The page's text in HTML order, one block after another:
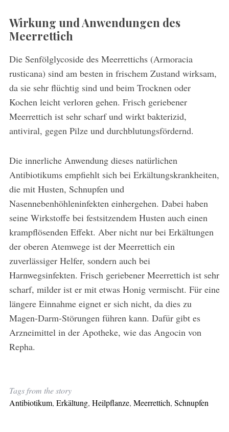
Wirkung und Anwendungen des
Meerrettich
Die Senfölglycoside des Meerrettichs (Armoracia
rusticana) sind am besten in frischem Zustand wirksam,
da sie sehr flüchtig sind und beim Trocknen oder
Kochen leicht verloren gehen. Frisch geriebener
Meerrettich ist sehr scharf und wirkt bakterizid,
antiviral, gegen Pilze und durchblutungsfördernd.
Die innerliche Anwendung dieses natürlichen
Antibiotikums empfiehlt sich bei Erkältungskrankheiten,
die mit Husten, Schnupfen und
Nasennebenhöhleninfekten einhergehen. Dabei haben
seine Wirkstoffe bei festsitzendem Husten auch einen
krampflösenden Effekt. Aber nicht nur bei Erkältungen
der oberen Atemwege ist der Meerrettich ein
zuverlässiger Helfer, sondern auch bei
Harnwegsinfekten. Frisch geriebener Meerrettich ist sehr
scharf, milder ist er mit etwas Honig vermischt. Für eine
längere Einnahme eignet er sich nicht, da dies zu
Magen-Darm-Störungen führen kann. Dafür gibt es
Arzneimittel in der Apotheke, wie das Angocin von
Repha.
Tags from the story
Antibiotikum, Erkältung, Heilpflanze, Meerrettich, Schnupfen